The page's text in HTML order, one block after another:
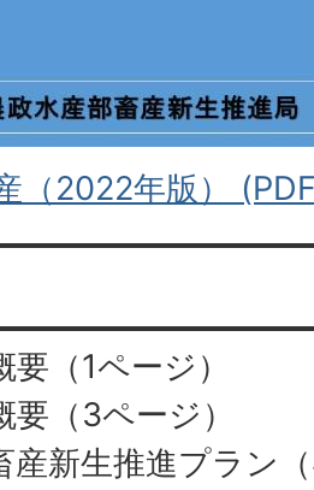
（2022年版）
要（1ページ）
要（3ページ）
産新生推進プラン